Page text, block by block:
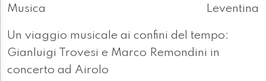
Musica Leventina
Un viaggio musicale ai confini del tempo:
Gianluigi Trovesi e Marco Remondini in
concerto ad Airolo